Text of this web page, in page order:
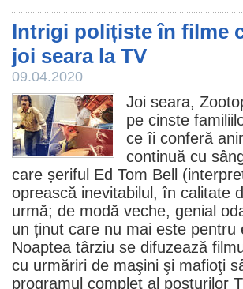
Intrigi polițiste în filme
joi seara la TV
09.04.2020
Joi seara,
pe cinste
ce îi conferă
continuă cu
care șeriful Ed Tom Bell
oprească inevitabilul, în calitate
urmă; de modă veche, genial
un ținut care nu mai este
Noaptea târziu se difuzează
cu urmăriri de maşini şi mafioţi
programul complet al posturilor